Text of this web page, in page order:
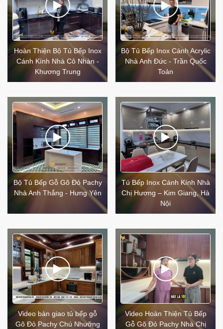
Hoàn Thiện Bộ Tủ Bếp Inox
Cánh Kính Nhà Cô Nhàn -
Khương Trung
Bộ Tủ Bếp Inox Cánh Acrylic
Nhà Anh Đức - Trần Quốc
Toản
Bộ Tủ Bếp Gỗ Gõ Đỏ Pachy
Nhà Anh Thắng - Hưng Yên
Tủ Bếp Inox Cánh Kính Nhà
Chị Hương – Kim Giang, Hà
Nội
Video bàn giao tủ bếp gỗ
Gõ Đỏ Pachy Chú Nhưỡng
Video Hoàn Thiện Tủ Bếp
Gỗ Gõ Đỏ Pachy Nhà Chị